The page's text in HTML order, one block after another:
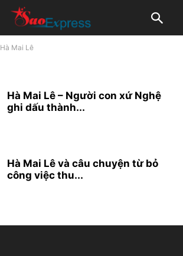
Hà Mai Lê
Hà Mai Lê – Người con xứ Nghệ
ghi dấu thành...
Hà Mai Lê và câu chuyện từ bỏ
công việc thu...